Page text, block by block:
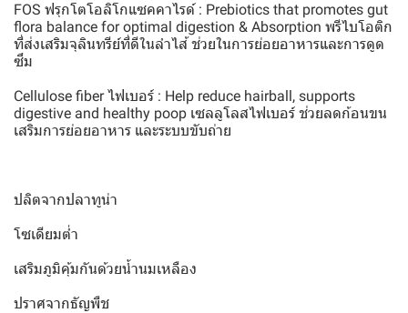
FOS ฟรุกโตโอลิโกแซคคาไรด์ : Prebiotics that promotes gut
flora balance for optimal digestion & Absorption พรีไบโอติก
ที่ส่งเสริมจุลินทรีย์ที่ดีในลำไส้ ช่วยในการย่อยอาหารและการดูด
ซึม
Cellulose fiber ไฟเบอร์ : Help reduce hairball, supports
digestive and healthy poop เซลลูโลสไฟเบอร์ ช่วยลดก้อนขน
เสริมการย่อยอาหาร และระบบขับถ่าย
ปลิตจากปลาทูน่า
โซเดียมต่ำ
เสริมภูมิคุ้มกันด้วยน้ำนมเหลือง
ปราศจากธัญพืช